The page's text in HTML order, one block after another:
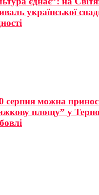
української
серпня можна
площу” у